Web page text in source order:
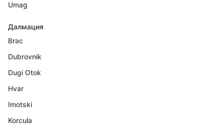
Umag
Далмация
Brac
Dubrovnik
Dugi Otok
Hvar
Imotski
Korcula